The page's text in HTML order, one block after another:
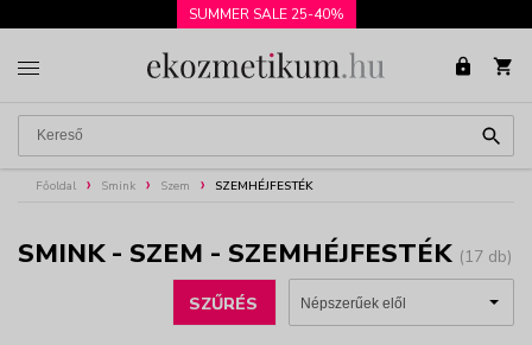
SUMMER SALE 25-40%
Főoldal Smink Szem SZEMHÉJFESTÉK
SMINK - SZEM - SZEMHÉJFESTÉK (17 db)
SZŰRÉS